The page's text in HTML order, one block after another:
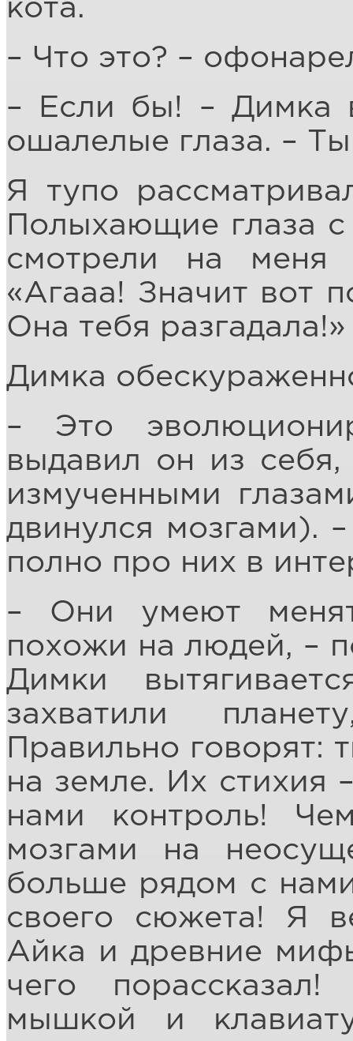
кота.
– Что это? –
– Если бы! – Димка
ошалелые глаза. –
Я тупо
Полыхающие глаза
смотрели на меня
«Агааа! Значит вот
Она тебя
Димка
– Это
выдавил он из
измученными
двинулся мозгами).
полно про них в
– Они умеют
похожи на людей, –
Димки
захватили
Правильно говорят:
на земле. Их стихия
нами контроль!
мозгами на
больше рядом с
своего сюжета! Я
Айка и древние
чего
мышкой и